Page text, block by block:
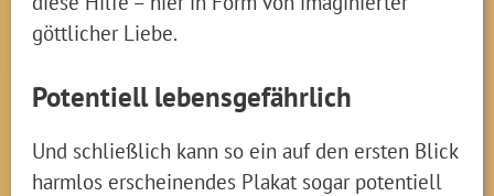
göttlicher Liebe.
Potentiell lebensgefährlich
Und schließlich kann so ein auf den ersten Blick
harmlos erscheinendes Plakat sogar potentiell